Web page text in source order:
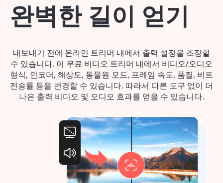
완벽한 길이 얻기
내보내기 전에 온라인 트리머 내에서 출력 설정을 조정할
수 있습니다. 이 무료 비디오 트리머 내에서 비디오/오디오
형식, 인코더, 해상도, 동물원 모드, 프레임 속도, 품질, 비트
전송률 등을 변경할 수 있습니다. 따라서 다른 도구 없이 더
나은 출력 비디오 및 오디오 효과를 얻을 수 있습니다.